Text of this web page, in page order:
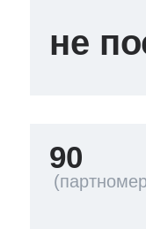
не
90